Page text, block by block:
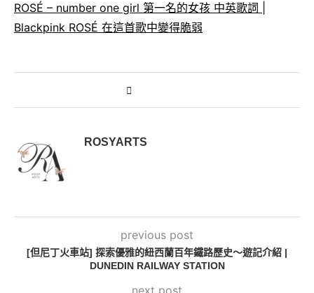
ROSÉ – number one girl 第一名的女孩 中英歌詞 |
Blackpink ROSÉ 在這首歌中變得脆弱
ROSYARTS
previous post
[但尼丁火車站] 探索優雅的紐西蘭百年鐵路歷史～遊記介紹 |
DUNEDIN RAILWAY STATION